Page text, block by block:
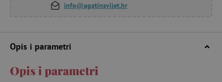
info@agatinsvijet.hr
Opis i parametri
Opis i parametri